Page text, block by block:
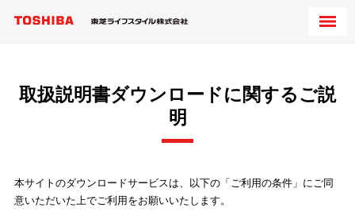
取扱説明書ダウンロードに関するご説
明
本サイトのダウンロードサービスは、以下の「ご利用の条件」にご同
意いただいた上でご利用をお願いいたします。